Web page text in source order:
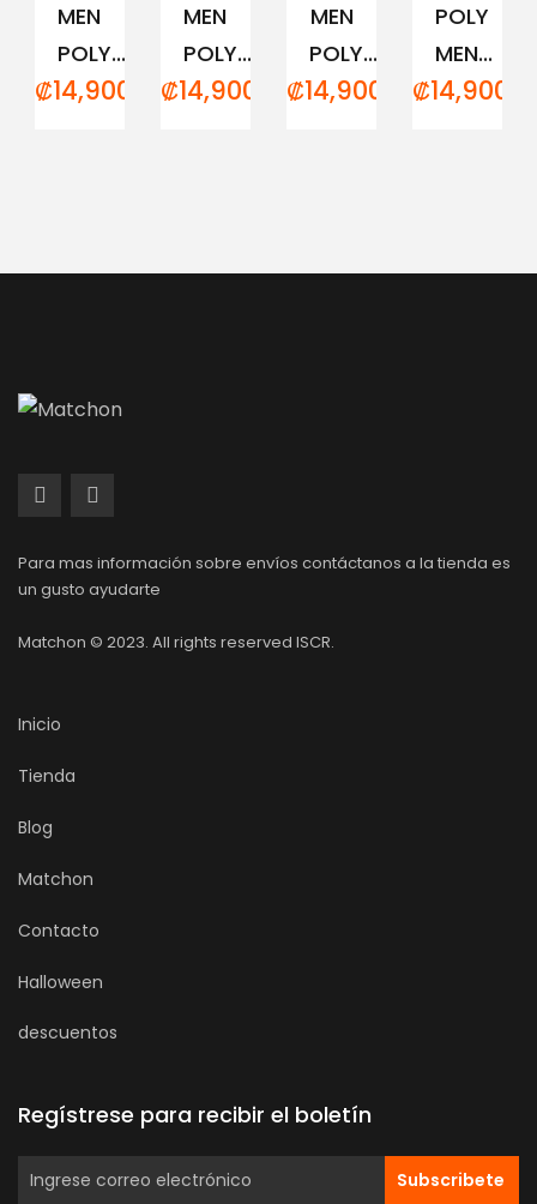
MEN
POLY...
₡14,900.00
MEN
POLY...
₡14,900.00
MEN
POLY...
₡14,900.00
POLY
MEN...
₡
Para mas información sobre envíos contáctanos a la tienda es
un gusto ayudarte
Matchon © 2023. All rights reserved ISCR.
Inicio
Tienda
Blog
Matchon
Contacto
Halloween
descuentos
Regístrese para recibir el boletín
Subscribete